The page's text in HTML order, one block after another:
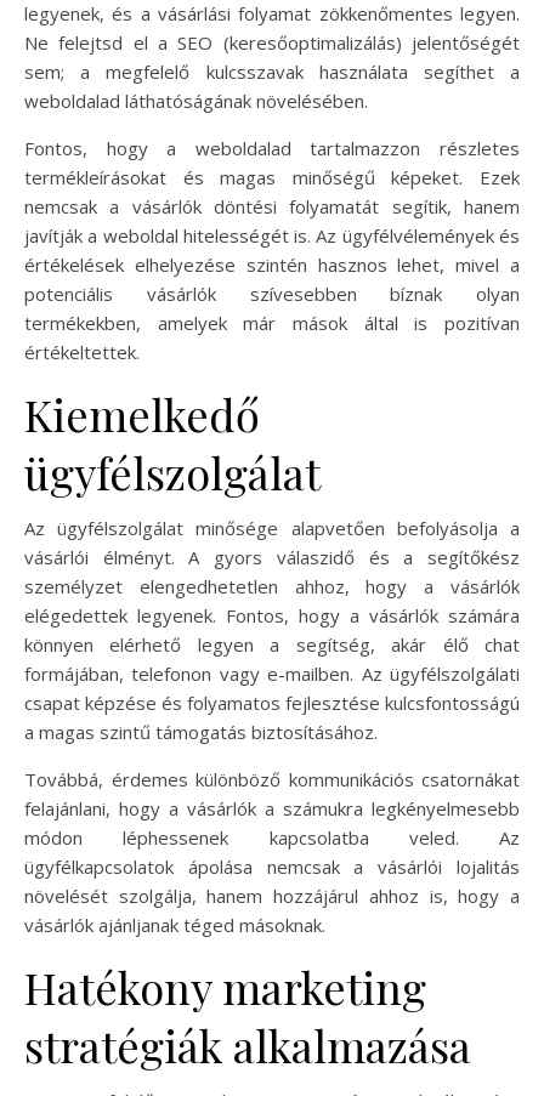
legyenek, és a vásárlási folyamat zökkenőmentes legyen.
Ne felejtsd el a SEO (keresőoptimalizálás) jelentőségét
sem; a megfelelő kulcsszavak használata segíthet a
weboldalad láthatóságának növelésében.
Fontos, hogy a weboldalad tartalmazzon részletes
termékleírásokat és magas minőségű képeket. Ezek
nemcsak a vásárlók döntési folyamatát segítik, hanem
javítják a weboldal hitelességét is. Az ügyfélvélemények és
értékelések elhelyezése szintén hasznos lehet, mivel a
potenciális vásárlók szívesebben bíznak olyan
termékekben, amelyek már mások által is pozitívan
értékeltettek.
Kiemelkedő
ügyfélszolgálat
Az ügyfélszolgálat minősége alapvetően befolyásolja a
vásárlói élményt. A gyors válaszidő és a segítőkész
személyzet elengedhetetlen ahhoz, hogy a vásárlók
elégedettek legyenek. Fontos, hogy a vásárlók számára
könnyen elérhető legyen a segítség, akár élő chat
formájában, telefonon vagy e-mailben. Az ügyfélszolgálati
csapat képzése és folyamatos fejlesztése kulcsfontosságú
a magas szintű támogatás biztosításához.
Továbbá, érdemes különböző kommunikációs csatornákat
felajánlani, hogy a vásárlók a számukra legkényelmesebb
módon léphessenek kapcsolatba veled. Az
ügyfélkapcsolatok ápolása nemcsak a vásárlói lojalitás
növelését szolgálja, hanem hozzájárul ahhoz is, hogy a
vásárlók ajánljanak téged másoknak.
Hatékony marketing
stratégiák alkalmazása